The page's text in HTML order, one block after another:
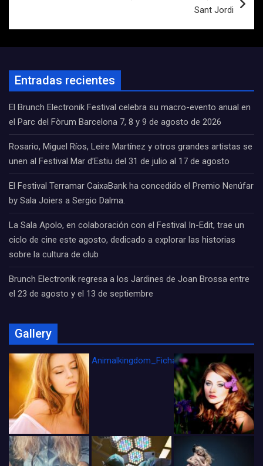
Sant Jordi
Entradas recientes
El Brunch Electronik Festival celebra su macro-evento anual en
el Parc del Fòrum Barcelona 7, 8 y 9 de agosto de 2026
Rosario, Miguel Ríos, Leire Martínez y otros grandes artistas se
unen al Festival Mar d’Estiu del 31 de julio al 17 de agosto
El Festival Terramar CaixaBank ha concedido el Premio Nenúfar
by Sala Joiers a Sergio Dalma.
La Sala Apolo, en colaboración con el Festival In-Edit, trae un
ciclo de cine este agosto, dedicado a explorar las historias
sobre la cultura de club
Brunch Electronik regresa a los Jardines de Joan Brossa entre
el 23 de agosto y el 13 de septiembre
Gallery
Animalkingdom_FichaCine